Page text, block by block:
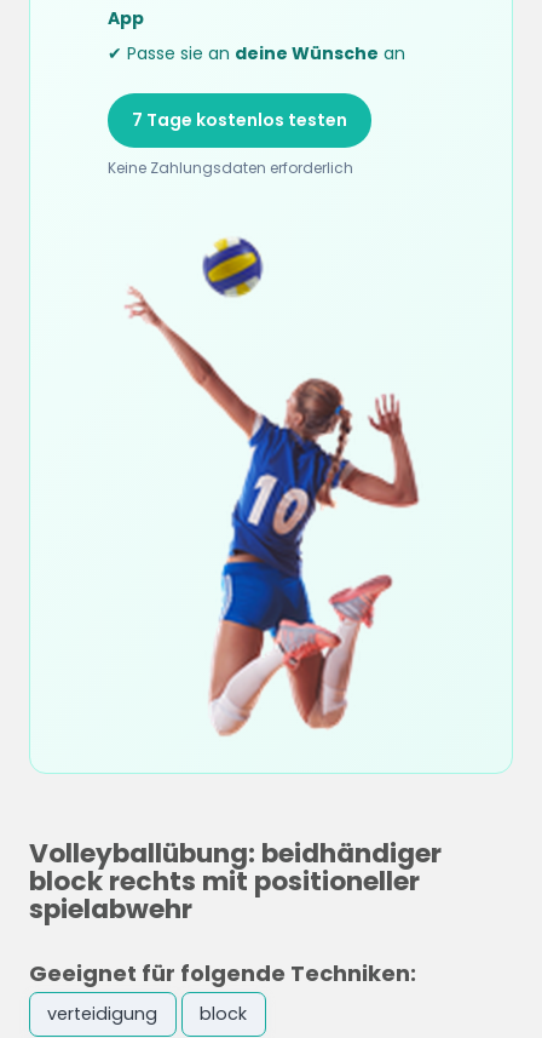
App
✔ Passe sie an deine Wünsche an
7 Tage kostenlos testen
Keine Zahlungsdaten erforderlich
Volleyballübung: beidhändiger
block rechts mit positioneller
spielabwehr
Geeignet für folgende Techniken:
verteidigung block